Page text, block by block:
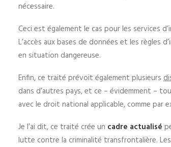
nécessaire.
Ceci est également le cas pour les services
L’accès aux bases de données et les règles
en situation dangereuse.
Enfin, ce traité prévoit également plusieurs
dans d’autres pays, et ce – évidemment –
avec le droit national applicable, comme par
Je l’ai dit, ce traité crée un cadre actualisé
lutte contre la criminalité transfrontalière.